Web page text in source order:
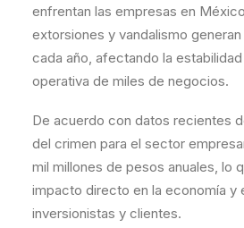
enfrentan las empresas en
extorsiones y vandalismo
cada año, afectando la
operativa de miles de negocios.
De acuerdo con datos recientes
del crimen para el sector
mil millones de pesos anuales, lo
impacto directo en la economía y
inversionistas y clientes.